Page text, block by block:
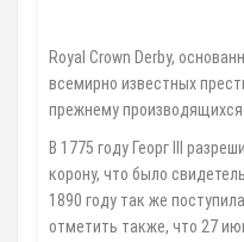
Royal Crown Derby,
всемирно известных
прежнему производящихся
В 1775 году Георг III
корону, что было
1890 году так же
отметить также, что 27